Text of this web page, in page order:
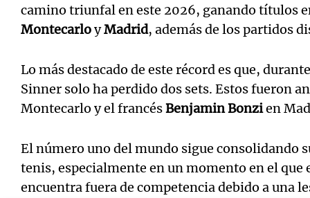
camino triunfal en este 2026, ganando títulos
MontecarloyMadrid, además de los partidos
Lo más destacado de este récord es que,
Sinner solo ha perdido dos sets. Estos fueron
Montecarlo y el francésBenjamin Bonzien
El número uno del mundo sigue consolidando
tenis, especialmente en un momento en el que
encuentra fuera de competencia debido a una